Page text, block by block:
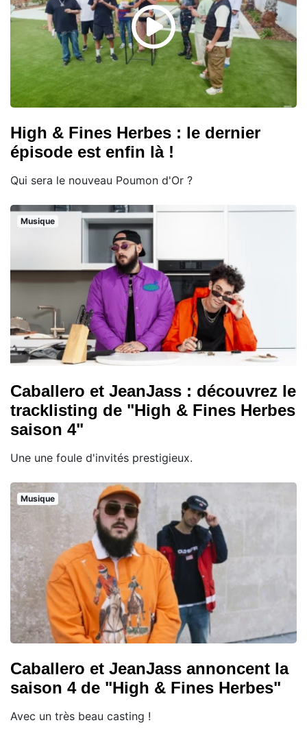
High & Fines Herbes : le dernier
épisode est enfin là !
Qui sera le nouveau Poumon d'Or ?
Musique
Caballero et JeanJass : découvrez le
tracklisting de "High & Fines Herbes
saison 4"
Une une foule d'invités prestigieux.
Musique
Caballero et JeanJass annoncent la
saison 4 de "High & Fines Herbes"
Avec un très beau casting !